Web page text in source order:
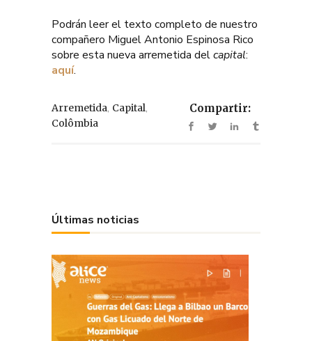
Podrán leer el texto completo de nuestro
compañero Miguel Antonio Espinosa Rico
sobre esta nueva arremetida delcapital:
aquí.
Arremetida, Capital,
Colômbia
Compartir:
Últimas noticias